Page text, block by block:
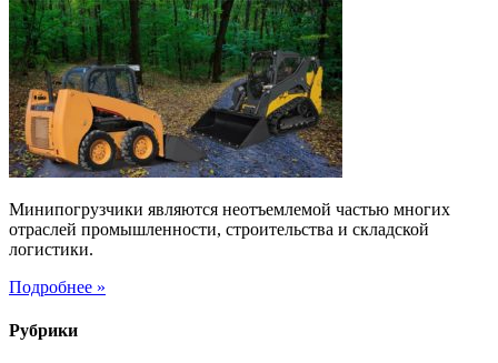
Выбор
качественных
минипогрузчиков:
как
сделать
правильный
выбор
Минипогрузчики являются неотъемлемой частью многих
отраслей промышленности, строительства и складской
логистики.
Подробнее »
Рубрики